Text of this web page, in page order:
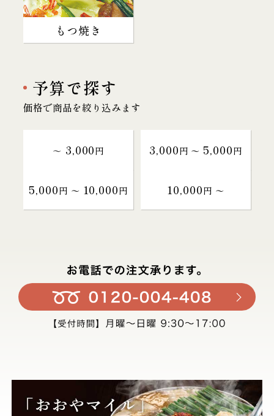
もつ焼き
予算で探す
価格で商品を絞り込みます
～ 3,000円 3,000円 〜 5,000円
5,000円 〜 10,000円 10,000円 〜